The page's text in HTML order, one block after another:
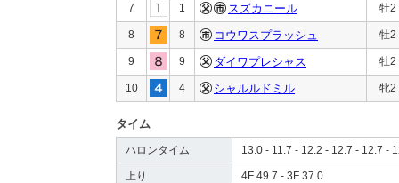
7 1 スズカニール 牡2
8 8 コウワスプラッシュ 牡2
9 9 ダイワプレシャス 牡2
10 4 シャルルドミル 牝2
タイム
ハロンタイム 13.0 - 11.7 - 12.2 - 12.7 - 12.7 -
上り 4F 49.7 - 3F 37.0